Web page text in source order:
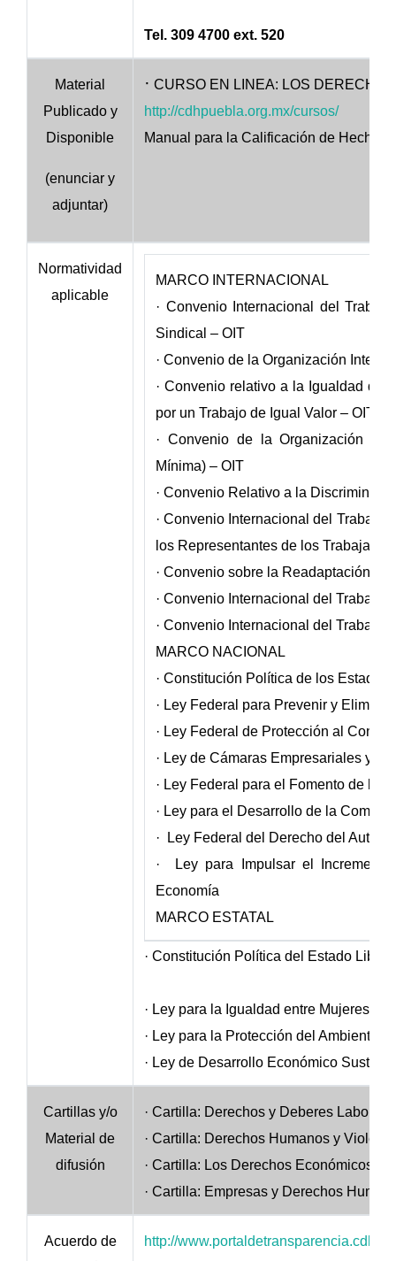
Tel. 309 4700 ext. 520
Material
Publicado y
Disponible
(enunciar y
adjuntar)
· CURSO EN LINEA: LOS
http://cdhpuebla.org.mx/cursos/
Manual para la Calificación de Hechos
Normatividad
aplicable
MARCO INTERNACIONAL
· Convenio Internacional del
Sindical – OIT
· Convenio de la Organización
· Convenio relativo a la Igualdad de
por un Trabajo de Igual Valor – OIT
· Convenio de la Organización
Mínima) – OIT
· Convenio Relativo a la
· Convenio Internacional del Trabajo
los Representantes de los
· Convenio sobre la Readaptación
· Convenio Internacional del Trabajo
· Convenio Internacional del Trabajo
MARCO NACIONAL
· Constitución Política de los Estados
· Ley Federal para Prevenir y
· Ley Federal de Protección al
· Ley de Cámaras Empresariales y
· Ley Federal para el Fomento de la
· Ley para el Desarrollo de la
· Ley Federal del Derecho del Autor
· Ley para Impulsar el
Economía
MARCO ESTATAL
· Constitución Política del Estado Libre
· Ley para la Igualdad entre Mujeres y
· Ley para la Protección del Ambiente
· Ley de Desarrollo Económico
Cartillas y/o
Material de
difusión
· Cartilla: Derechos y Deberes
· Cartilla: Derechos Humanos y
· Cartilla: Los Derechos Económicos,
· Cartilla: Empresas y Derechos
Acuerdo de
http://